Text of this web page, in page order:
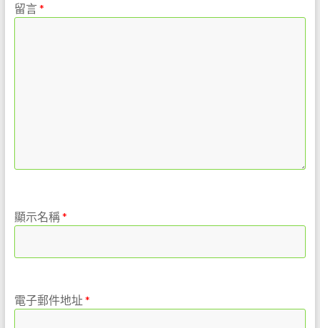
留言*
顯示名稱*
電子郵件地址*